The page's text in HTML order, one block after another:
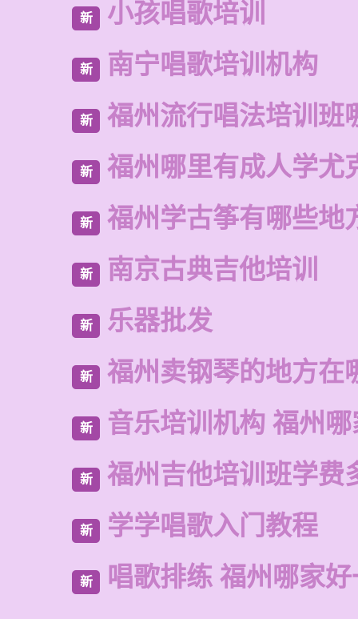
新 小孩唱歌培训
新 南宁唱歌培训机构
新 福州流行唱法培训班
新 福州哪里有成人学尤
新 福州学古筝有哪些地
新 南京古典吉他培训
新 乐器批发
新 福州卖钢琴的地方在
新 音乐培训机构 福州
新 福州吉他培训班学费
新 学学唱歌入门教程
新 唱歌排练 福州哪家